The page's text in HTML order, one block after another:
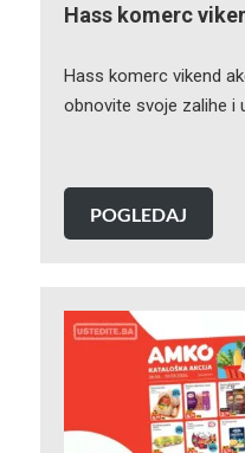
Hass komerc
Hass komerc vikend
obnovite svoje zalihe i
POGLEDAJ